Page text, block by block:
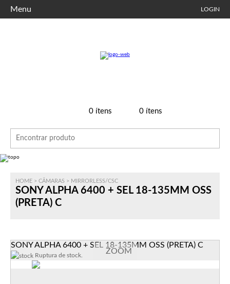
Menu LOGIN
0ítens 0ítens
HOME > CÂMARAS > MIRRORLESS/CSC
SONY ALPHA 6400 + SEL 18-135MM OSS
(PRETA) C
SONY ALPHA 6400 + SEL 18-135MM OSS (PRETA) C
Ruptura de stock. ZOOM